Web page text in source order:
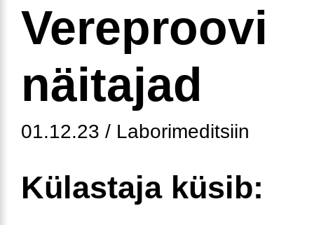
Vereproovi
näitajad
01.12.23 / Laborimeditsiin
Külastaja küsib: